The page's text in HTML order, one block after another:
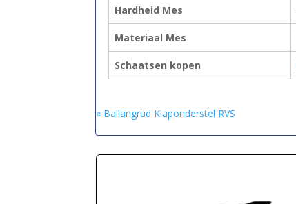
Hardheid Mes
Materiaal Mes
Schaatsen kopen
« Ballangrud Klaponderstel RVS